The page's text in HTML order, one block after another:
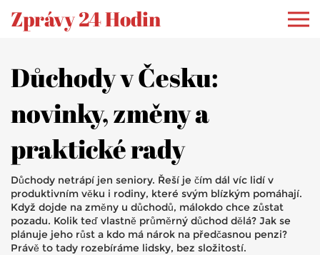
Zprávy 24 Hodin
Důchody v Česku:
novinky, změny a
praktické rady
Důchody netrápí jen seniory. Řeší je čím dál víc lidí v
produktivním věku i rodiny, které svým blízkým pomáhají.
Když dojde na změny u důchodů, málokdo chce zůstat
pozadu. Kolik teď vlastně průměrný důchod dělá? Jak se
plánuje jeho růst a kdo má nárok na předčasnou penzi?
Právě to tady rozebíráme lidsky, bez složitostí.